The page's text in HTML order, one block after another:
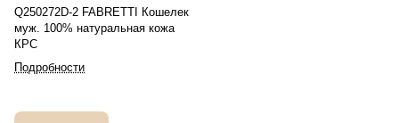
Q250272D-2 FABRETTI Кошелек
муж. 100% натуральная кожа
КРС
Подробности